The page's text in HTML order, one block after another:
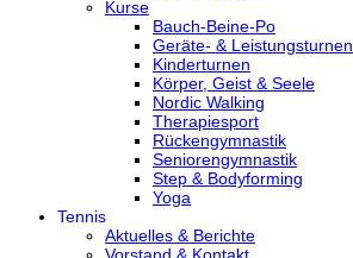
Kurse
Bauch-Beine-Po
Geräte- & Leistungsturnen
Kinderturnen
Körper, Geist & Seele
Nordic Walking
Therapiesport
Rückengymnastik
Seniorengymnastik
Step & Bodyforming
Yoga
Tennis
Aktuelles & Berichte